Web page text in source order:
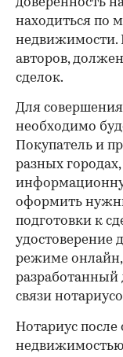
находиться по
недвижимости.
авторов,
сделок.
Для
необходимо
Покупатель и
разных
оформить
подготовки к
удостоверение
режиме онлайн,
связи
Нотариус